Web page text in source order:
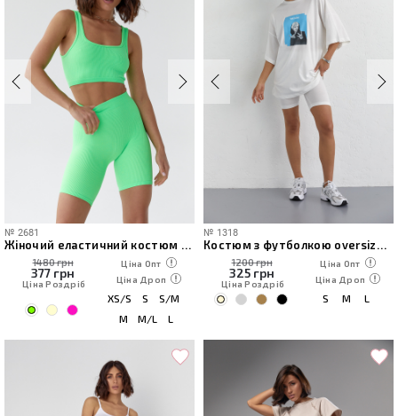
№ 2681
Жіночий еластичний костюм з велосипедками і топом
1480 грн
377 грн
Ціна Роздріб
Ціна Опт
Ціна Дроп
XS/S S
S/M
M
M/L L
№ 1318
Костюм з футболкою oversize та велосипедками
1200 грн
325 грн
Ціна Роздріб
Ціна Опт
Ціна Дроп
S M L